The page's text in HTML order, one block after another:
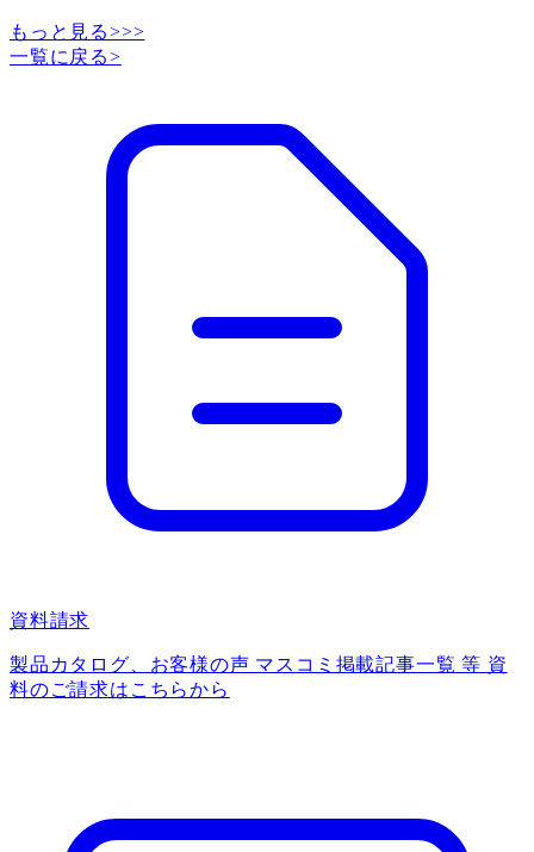
もっと見る>>>
一覧に戻る>
資料請求
製品カタログ、お客様の声 マスコミ掲載記事一覧 等 資
料のご請求はこちらから